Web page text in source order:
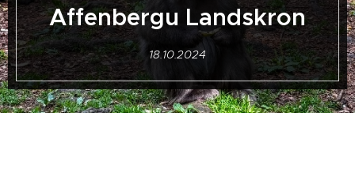
Affenbergu Landskron
18.10.2024